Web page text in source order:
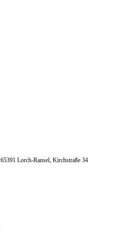
65391 Lorch-Ransel, Kirchstraße 34